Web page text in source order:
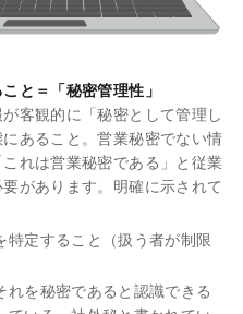
と＝「秘密管理性」
客観的に「秘密として管理し
あること。営業秘密でない情
れは営業秘密である」と従業
があります。明確に示されて
特定すること（扱う者が制限
れを秘密であると認識できる